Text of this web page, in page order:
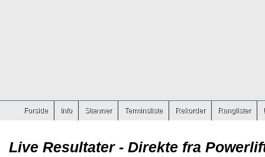
Forside Info Stævner Terminsliste Rekorder Ranglister
Live Resultater - Direkte fra